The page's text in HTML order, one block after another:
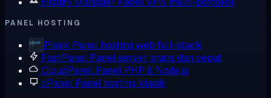
PANEL HOSTING
Plesk Panel hosting web full-stack
FastPanel Panel server gratis dan cepat
CloudPanel Panel PHP & Node.js
cPanel Panel hosting klasik